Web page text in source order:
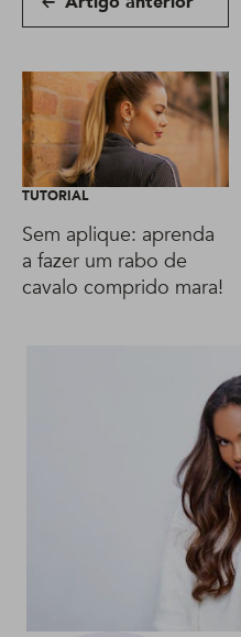
TUTORIAL
Sem aplique: aprenda
a fazer um rabo de
cavalo comprido mara!